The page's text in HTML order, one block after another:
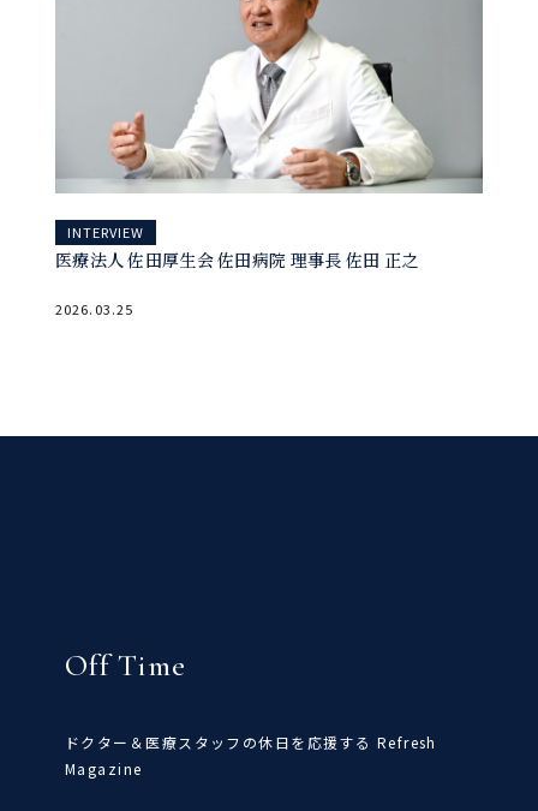
INTERVIEW
医療法人 佐田厚生会 佐田病院 理事長 佐田 正之
2026.03.25
Off Time
ドクター＆医療スタッフの休日を応援する Refresh
Magazine